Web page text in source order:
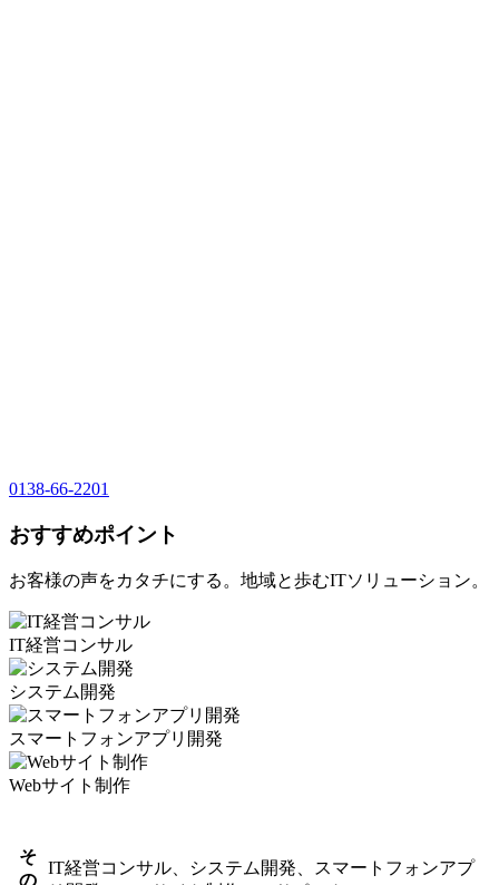
0138-66-2201
おすすめポイント
お客様の声をカタチにする。地域と歩むITソリューション。
IT経営コンサル
システム開発
スマートフォンアプリ開発
Webサイト制作
そ
の
IT経営コンサル、システム開発、スマートフォンアプ